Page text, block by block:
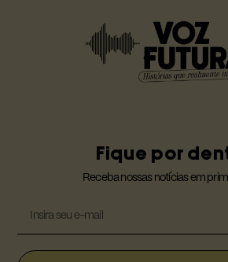
Fique por
Receba nossas notícias em